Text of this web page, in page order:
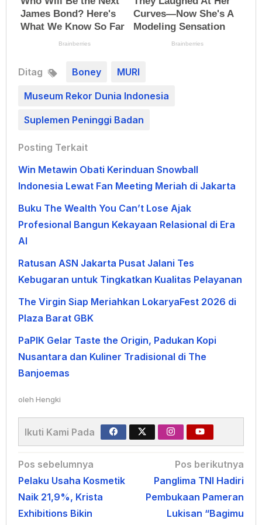
Ditag Boney MURI
Museum Rekor Dunia Indonesia
Suplemen Peninggi Badan
Posting Terkait
Win Metawin Obati Kerinduan Snowball
Indonesia Lewat Fan Meeting Meriah di Jakarta
Buku The Wealth You Can’t Lose Ajak
Profesional Bangun Kekayaan Relasional di Era
AI
Ratusan ASN Jakarta Pusat Jalani Tes
Kebugaran untuk Tingkatkan Kualitas Pelayanan
The Virgin Siap Meriahkan LokaryaFest 2026 di
Plaza Barat GBK
PaPIK Gelar Taste the Origin, Padukan Kopi
Nusantara dan Kuliner Tradisional di The
Banjoemas
oleh Hengki
Ikuti Kami Pada
Navigasi
pos
Pos sebelumnya
Pelaku Usaha Kosmetik
Naik 21,9%, Krista
Exhibitions Bikin
Pos berikutnya
Panglima TNI Hadiri
Pembukaan Pameran
Lukisan “Bagimu